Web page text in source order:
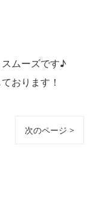
スムーズです♪
おります！
次のページ >